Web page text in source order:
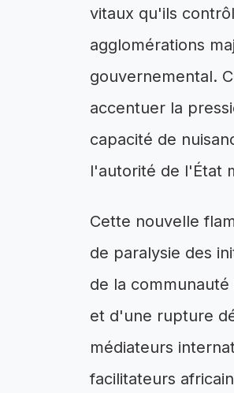
vitaux qu'ils
agglomérations
gouvernemental.
accentuer la
capacité de
l'autorité de l'État
Cette nouvelle
de paralysie des
de la
et d'une rupture
médiateurs
facilitateurs